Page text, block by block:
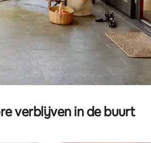
verblijven in de buurt